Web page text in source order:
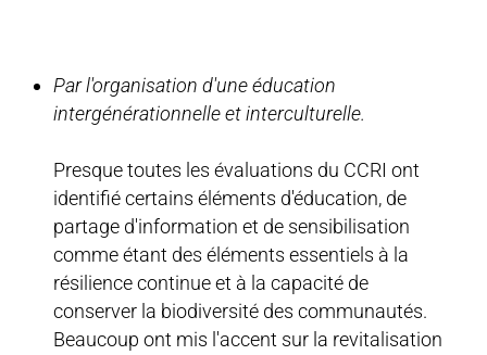
Par l'organisation d'une éducation
intergénérationnelle et interculturelle.
Presque toutes les évaluations du CCRI ont
identifié certains éléments d'éducation, de
partage d'information et de sensibilisation
comme étant des éléments essentiels à la
résilience continue et à la capacité de
conserver la biodiversité des communautés.
Beaucoup ont mis l'accent sur la revitalisation